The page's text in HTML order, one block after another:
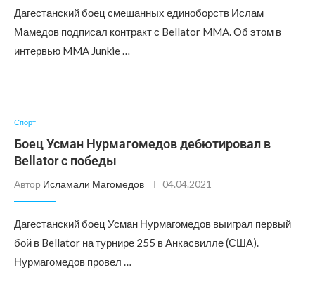
Дагестанский боец смешанных единоборств Ислам
Мамедов подписал контракт с Bellator MMA. Об этом в
интервью MMA Junkie …
Спорт
Боец Усман Нурмагомедов дебютировал в
Bellator с победы
Автор Исламали Магомедов 04.04.2021
Дагестанский боец Усман Нурмагомедов выиграл первый
бой в Bellator на турнире 255 в Анкасвилле (США).
Нурмагомедов провел …